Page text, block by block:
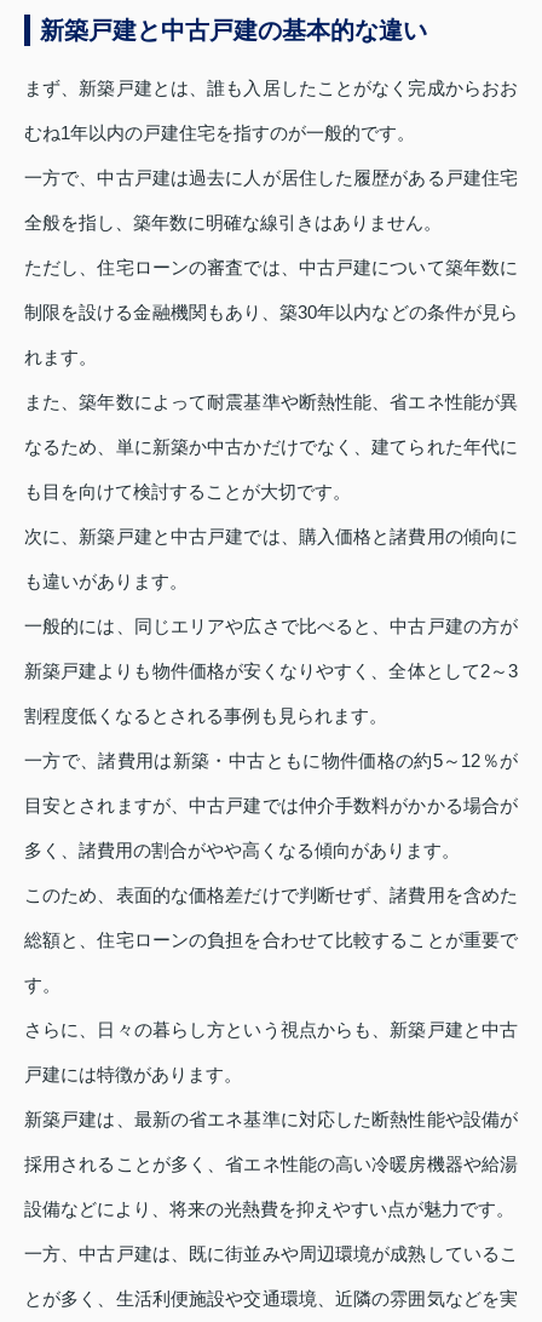
新築戸建と中古戸建の基本的な違い
まず、新築戸建とは、誰も入居したことがなく完成からおお
むね1年以内の戸建住宅を指すのが一般的です。
一方で、中古戸建は過去に人が居住した履歴がある戸建住宅
全般を指し、築年数に明確な線引きはありません。
ただし、住宅ローンの審査では、中古戸建について築年数に
制限を設ける金融機関もあり、築30年以内などの条件が見ら
れます。
また、築年数によって耐震基準や断熱性能、省エネ性能が異
なるため、単に新築か中古かだけでなく、建てられた年代に
も目を向けて検討することが大切です。
次に、新築戸建と中古戸建では、購入価格と諸費用の傾向に
も違いがあります。
一般的には、同じエリアや広さで比べると、中古戸建の方が
新築戸建よりも物件価格が安くなりやすく、全体として2～3
割程度低くなるとされる事例も見られます。
一方で、諸費用は新築・中古ともに物件価格の約5～12％が
目安とされますが、中古戸建では仲介手数料がかかる場合が
多く、諸費用の割合がやや高くなる傾向があります。
このため、表面的な価格差だけで判断せず、諸費用を含めた
総額と、住宅ローンの負担を合わせて比較することが重要で
す。
さらに、日々の暮らし方という視点からも、新築戸建と中古
戸建には特徴があります。
新築戸建は、最新の省エネ基準に対応した断熱性能や設備が
採用されることが多く、省エネ性能の高い冷暖房機器や給湯
設備などにより、将来の光熱費を抑えやすい点が魅力です。
一方、中古戸建は、既に街並みや周辺環境が成熟しているこ
とが多く、生活利便施設や交通環境、近隣の雰囲気などを実